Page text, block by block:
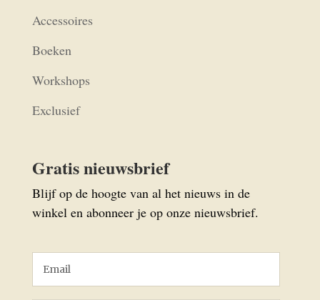
Accessoires
Boeken
Workshops
Exclusief
Gratis nieuwsbrief
Blijf op de hoogte van al het nieuws in de
winkel en abonneer je op onze nieuwsbrief.